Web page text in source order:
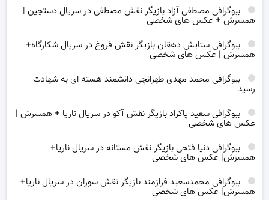
بیوگرافی مصطفی آزاد بازیگر نقش مصطفی در سریال دستچین |
همسرش + عکس های شخصی
بیوگرافی ستایش دهقان بازیگر نقش فروغ در سریال شکارگاه+
همسرش | عکس های شخصی
بیوگرافی محمد مهدی طهرانچی دانشمند هسته ای به شهادت
رسید
بیوگرافی سعید پاکزاد بازیگر نقش آکو در سریال ناریا + همسرش |
عکس های شخصی
بیوگرافی دنیا فتحی بازیگر نقش مستانه در سریال ناریا+
همسرش| عکس های شخصی
بیوگرافی محمدسعید فرازمند بازیگر نقش سوران در سریال ناریا+
همسرش| عکس های شخصی